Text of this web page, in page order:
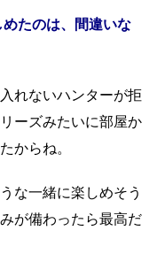
たのは、間違いな
れないハンターが拒
ーズみたいに部屋か
からね。
な一緒に楽しめそう
が備わったら最高だ